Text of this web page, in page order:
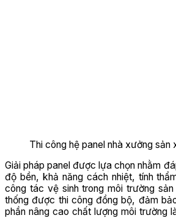
Thi công hệ panel nhà xưởng sản
Giải pháp panel được lựa chọn nhằm
độ bền, khả năng cách nhiệt, tính
công tác vệ sinh trong môi trường
thống được thi công đồng bộ, đảm
phần nâng cao chất lượng môi trường